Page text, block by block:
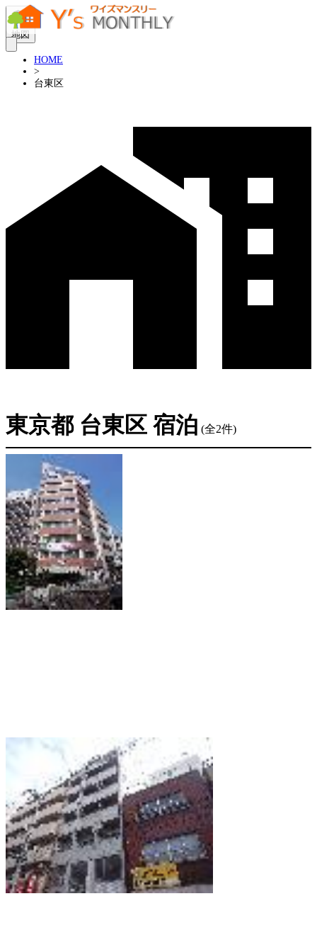
地図
HOME
>
台東区
東京都 台東区 宿泊 (全2件)